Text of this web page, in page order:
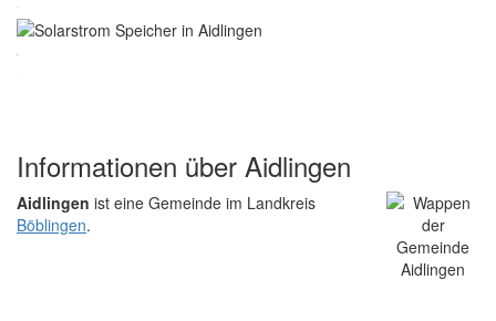
Informationen über Aidlingen
Aidlingen ist eine Gemeinde im Landkreis
Böblingen.